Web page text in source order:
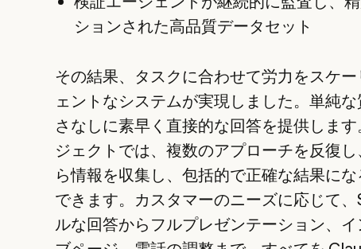
ションされた高品質データセット
その結果、タスクに合わせて労力をスケ
ェントなシステムが実現しました。単純
さなしに素早く直接的な回答を提供しま
ジェクトでは、複数のアプローチを反復
ら情報を収集し、包括的で正確な結果に
できます。カスタマーのニーズに応じて
ルな回答からフルプレゼンテーション、